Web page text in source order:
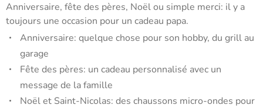
Anniversaire, fête des pères, Noël ou simple merci: il y a
toujours une occasion pour un cadeau papa.
Anniversaire: quelque chose pour son hobby, du grill au
garage
Fête des pères: un cadeau personnalisé avec un
message de la famille
Noël et Saint-Nicolas: des chaussons micro-ondes pour